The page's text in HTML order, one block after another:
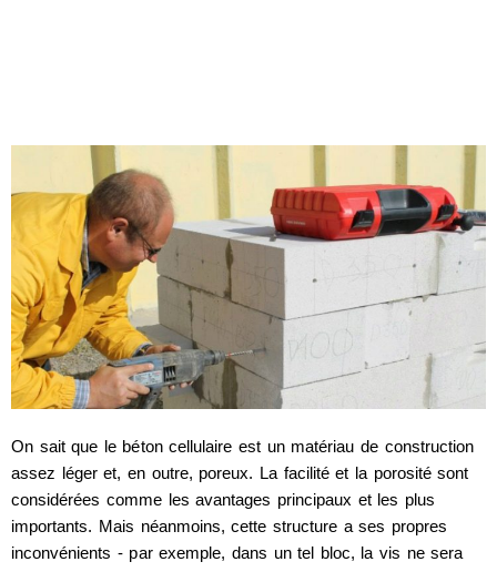
On sait que le béton cellulaire est un matériau de construction
assez léger et, en outre, poreux. La facilité et la porosité sont
considérées comme les avantages principaux et les plus
importants. Mais néanmoins, cette structure a ses propres
inconvénients - par exemple, dans un tel bloc, la vis ne sera